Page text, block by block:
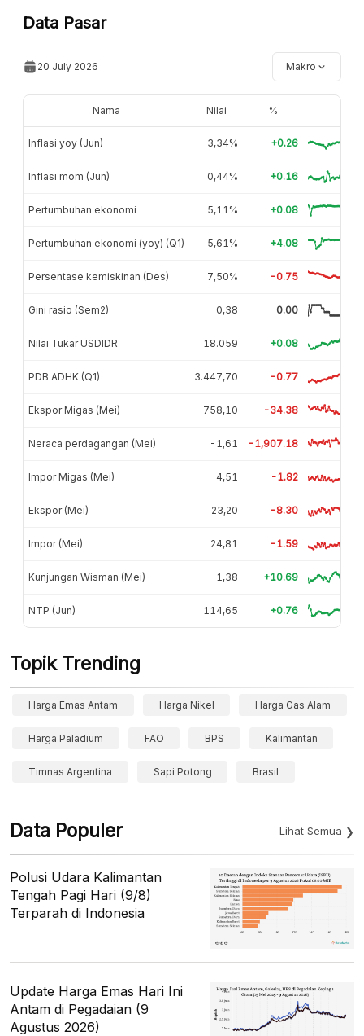
Data Pasar
20 July 2026 Makro
Nama Nilai %
Inflasi yoy (Jun) 3,34% +0.26
Inflasi mom (Jun) 0,44% +0.16
Pertumbuhan ekonomi 5,11% +0.08
Pertumbuhan ekonomi (yoy) (Q1) 5,61% +4.08
Persentase kemiskinan (Des) 7,50% -0.75
Gini rasio (Sem2) 0,38 0.00
Nilai Tukar USDIDR 18.059 +0.08
PDB ADHK (Q1) 3.447,70 -0.77
Ekspor Migas (Mei) 758,10 -34.38
Neraca perdagangan (Mei) -1,61 -1,907.18
Impor Migas (Mei) 4,51 -1.82
Ekspor (Mei) 23,20 -8.30
Impor (Mei) 24,81 -1.59
Kunjungan Wisman (Mei) 1,38 +10.69
NTP (Jun) 114,65 +0.76
Topik Trending
Harga Emas Antam Harga Nikel Harga Gas Alam
Harga Paladium FAO BPS Kalimantan
Timnas Argentina Sapi Potong Brasil
Data Populer Lihat Semua
Polusi Udara Kalimantan
Tengah Pagi Hari (9/8)
Terparah di Indonesia
Update Harga Emas Hari Ini
Antam di Pegadaian (9
Agustus 2026)